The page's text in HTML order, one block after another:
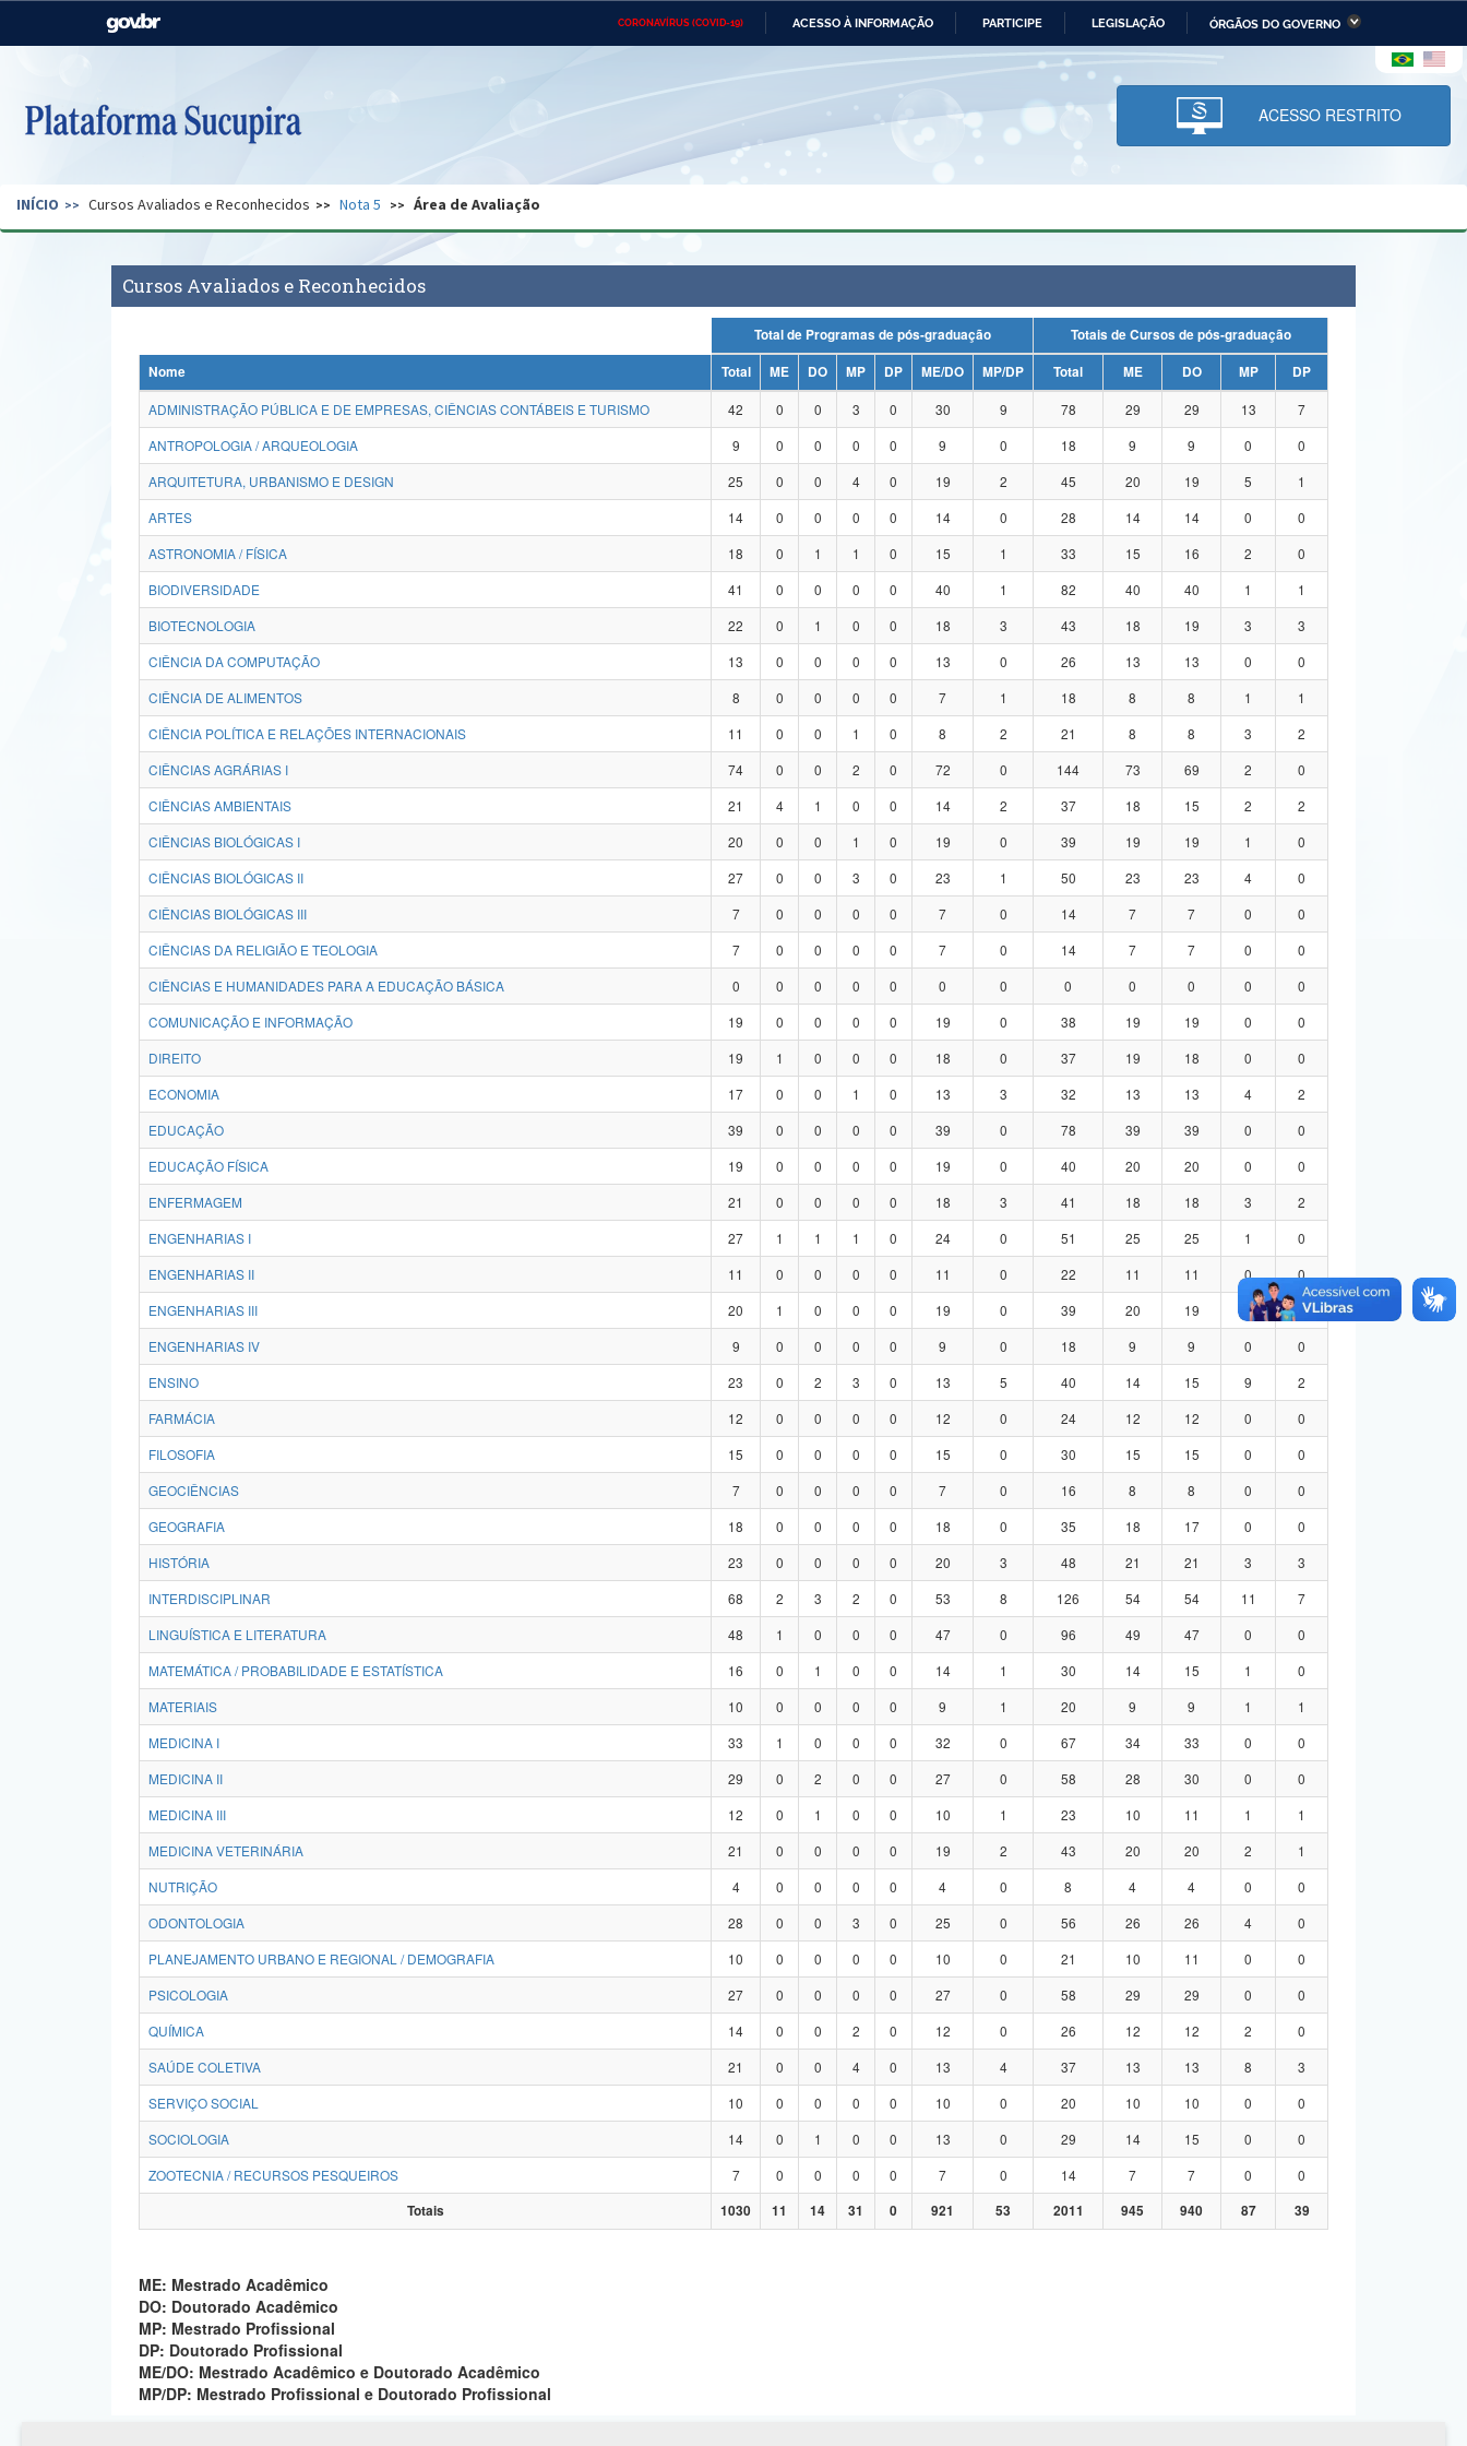
CORONAVÍRUS (COVID-19) ACESSO À INFORMAÇÃO PARTICIPE LEGISLAÇÃO ÓRGÃOS DO GOVERNO
Casa Civil Ministério das Relações Ministério da Economia Ministério da Infraestrutura
Pecuária e Abastecimento
Ministério da Ciência,
Tecnologia, Inovações e
Comunicações
Ministério do Desenvolvimento
Regional e dos Direitos Humanos
Secretaria de Governo Gabinete de Segurança Advocacia-Geral da União Banco Central do Brasil Planalto
ACESSO RESTRITO
INÍCIO Cursos Avaliados e Reconhecidos Nota 5 Área de Avaliação
Cursos Avaliados e Reconhecidos
Total de Programas de pós-graduação
Totais de Cursos de pós-graduação
Nome
Total ME DO MP DP ME/DO MP/DP Total ME DO MP
DP
ADMINISTRAÇÃO PÚBLICA E DE EMPRESAS, CIÊNCIAS CONTÁBEIS E TURISMO
42 0 0 3 0 30 9 78 29 29 13
7
ANTROPOLOGIA / ARQUEOLOGIA
9 0 0 0 0 9 0 18 9 9 0
0
ARQUITETURA, URBANISMO E DESIGN
25 0 0 4 0 19 2 45 20 19 5
1
ARTES
14 0 0 0 0 14 0 28 14 14 0
0
ASTRONOMIA / FÍSICA
18 0 1 1 0 15 1 33 15 16 2
0
BIODIVERSIDADE
41 0 0 0 0 40 1 82 40 40 1
1
BIOTECNOLOGIA
22 0 1 0 0 18 3 43 18 19 3
3
CIÊNCIA DA COMPUTAÇÃO
13 0 0 0 0 13 0 26 13 13 0
0
CIÊNCIA DE ALIMENTOS
8 0 0 0 0 7 1 18 8 8 1
1
CIÊNCIA POLÍTICA E RELAÇÕES INTERNACIONAIS
11 0 0 1 0 8 2 21 8 8 3
2
CIÊNCIAS AGRÁRIAS I
74 0 0 2 0 72 0 144 73 69 2
0
CIÊNCIAS AMBIENTAIS
21 4 1 0 0 14 2 37 18 15 2
2
CIÊNCIAS BIOLÓGICAS I
20 0 0 1 0 19 0 39 19 19 1
0
CIÊNCIAS BIOLÓGICAS II
27 0 0 3 0 23 1 50 23 23 4
0
CIÊNCIAS BIOLÓGICAS III
7 0 0 0 0 7 0 14 7 7 0
0
CIÊNCIAS DA RELIGIÃO E TEOLOGIA
7 0 0 0 0 7 0 14 7 7 0
0
CIÊNCIAS E HUMANIDADES PARA A EDUCAÇÃO BÁSICA
0 0 0 0 0 0 0 0 0 0 0
0
COMUNICAÇÃO E INFORMAÇÃO
19 0 0 0 0 19 0 38 19 19 0
0
DIREITO
19 1 0 0 0 18 0 37 19 18 0
0
ECONOMIA
17 0 0 1 0 13 3 32 13 13 4
2
EDUCAÇÃO
39 0 0 0 0 39 0 78 39 39 0
0
EDUCAÇÃO FÍSICA
19 0 0 0 0 19 0 40 20 20 0
0
ENFERMAGEM
21 0 0 0 0 18 3 41 18 18 3
2
ENGENHARIAS I
27 1 1 1 0 24 0 51 25 25 1
0
ENGENHARIAS II
11 0 0 0 0 11 0 22 11 11 0
0
ENGENHARIAS III
20 1 0 0 0 19 0 39 20 19 0
0
ENGENHARIAS IV
9 0 0 0 0 9 0 18 9 9 0
0
ENSINO
23 0 2 3 0 13 5 40 14 15 9
2
FARMÁCIA
12 0 0 0 0 12 0 24 12 12 0
0
FILOSOFIA
15 0 0 0 0 15 0 30 15 15 0
0
GEOCIÊNCIAS
7 0 0 0 0 7 0 16 8 8 0
0
GEOGRAFIA
18 0 0 0 0 18 0 35 18 17 0
0
HISTÓRIA
23 0 0 0 0 20 3 48 21 21 3
3
INTERDISCIPLINAR
68 2 3 2 0 53 8 126 54 54 11
7
LINGUÍSTICA E LITERATURA
48 1 0 0 0 47 0 96 49 47 0
0
MATEMÁTICA / PROBABILIDADE E ESTATÍSTICA
16 0 1 0 0 14 1 30 14 15 1
0
MATERIAIS
10 0 0 0 0 9 1 20 9 9 1
1
MEDICINA I
33 1 0 0 0 32 0 67 34 33 0
0
MEDICINA II
29 0 2 0 0 27 0 58 28 30 0
0
MEDICINA III
12 0 1 0 0 10 1 23 10 11 1
1
MEDICINA VETERINÁRIA
21 0 0 0 0 19 2 43 20 20 2
1
NUTRIÇÃO
4 0 0 0 0 4 0 8 4 4 0
0
ODONTOLOGIA
28 0 0 3 0 25 0 56 26 26 4
0
PLANEJAMENTO URBANO E REGIONAL / DEMOGRAFIA
10 0 0 0 0 10 0 21 10 11 0
0
PSICOLOGIA
27 0 0 0 0 27 0 58 29 29 0
0
QUÍMICA
14 0 0 2 0 12 0 26 12 12 2
0
SAÚDE COLETIVA
21 0 0 4 0 13 4 37 13 13 8
3
SERVIÇO SOCIAL
10 0 0 0 0 10 0 20 10 10 0
0
SOCIOLOGIA
14 0 1 0 0 13 0 29 14 15 0
0
ZOOTECNIA / RECURSOS PESQUEIROS
7 0 0 0 0 7 0 14 7 7 0
0
Totais
1030 11 14 31 0 921 53 2011 945 940 87 39
ME: Mestrado Acadêmico
DO: Doutorado Acadêmico
MP: Mestrado Profissional
DP: Doutorado Profissional
ME/DO: Mestrado Acadêmico e Doutorado Acadêmico
MP/DP: Mestrado Profissional e Doutorado Profissional